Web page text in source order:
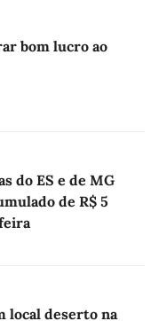
bom lucro ao
do ES e de MG
de R$ 5
local deserto na